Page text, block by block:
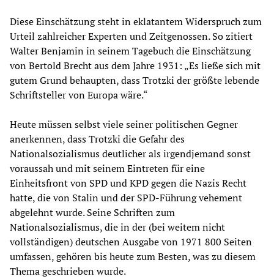
Diese Einschätzung steht in eklatantem Widerspruch zum
Urteil zahlreicher Experten und Zeitgenossen. So zitiert
Walter Benjamin in seinem Tagebuch die Einschätzung
von Bertold Brecht aus dem Jahre 1931: „Es ließe sich mit
gutem Grund behaupten, dass Trotzki der größte lebende
Schriftsteller von Europa wäre.“
Heute müssen selbst viele seiner politischen Gegner
anerkennen, dass Trotzki die Gefahr des
Nationalsozialismus deutlicher als irgendjemand sonst
voraussah und mit seinem Eintreten für eine
Einheitsfront von SPD und KPD gegen die Nazis Recht
hatte, die von Stalin und der SPD-Führung vehement
abgelehnt wurde. Seine Schriften zum
Nationalsozialismus, die in der (bei weitem nicht
vollständigen) deutschen Ausgabe von 1971 800 Seiten
umfassen, gehören bis heute zum Besten, was zu diesem
Thema geschrieben wurde.